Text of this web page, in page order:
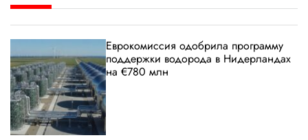
Еврокомиссия одобрила программу
поддержки водорода в Нидерландах
на €780 млн